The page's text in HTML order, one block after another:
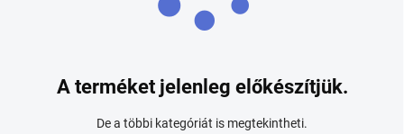
A terméket jelenleg előkészítjük.
De a többi kategóriát is megtekintheti.